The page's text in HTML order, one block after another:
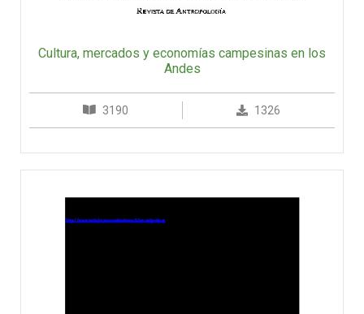
Cultura, mercados y economías campesinas en los
Andes
3190 1326